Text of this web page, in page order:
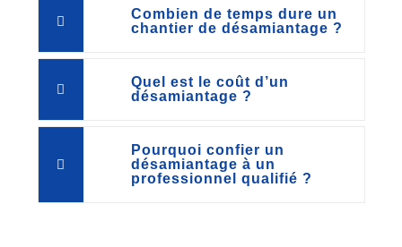
Combien de temps dure un
chantier de désamiantage ?
Quel est le coût d’un
désamiantage ?
Pourquoi confier un
désamiantage à un
professionnel qualifié ?